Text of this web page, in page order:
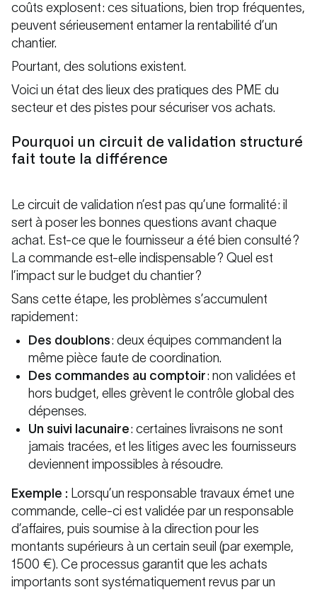
coûts explosent : ces situations, bien trop fréquentes,
peuvent sérieusement entamer la rentabilité d’un
chantier.
Pourtant, des solutions existent.
Voici un état des lieux des pratiques des PME du
secteur et des pistes pour sécuriser vos achats.
Pourquoi un circuit de validation structuré
fait toute la différence
Le circuit de validation n’est pas qu’une formalité : il
sert à poser les bonnes questions avant chaque
achat. Est-ce que le fournisseur a été bien consulté ?
La commande est-elle indispensable ? Quel est
l’impact sur le budget du chantier ?
Sans cette étape, les problèmes s’accumulent
rapidement :
Des doublons: deux équipes commandent la
même pièce faute de coordination.
Des commandes au comptoir: non validées et
hors budget, elles grèvent le contrôle global des
dépenses.
Un suivi lacunaire: certaines livraisons ne sont
jamais tracées, et les litiges avec les fournisseurs
deviennent impossibles à résoudre.
Exemple : Lorsqu’un responsable travaux émet une
commande, celle-ci est validée par un responsable
d’affaires, puis soumise à la direction pour les
montants supérieurs à un certain seuil (par exemple,
1500 €). Ce processus garantit que les achats
importants sont systématiquement revus par un